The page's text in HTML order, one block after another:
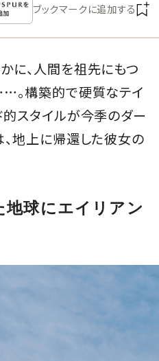
シッププログラム
な機能と特典を無料で楽し
ブックマークに追加する
に、人間を祖先にもつ
。構築的で硬質なテイ
的スタイルが今季のダー
、地上に帰還した彼女の
地球にエイリアン